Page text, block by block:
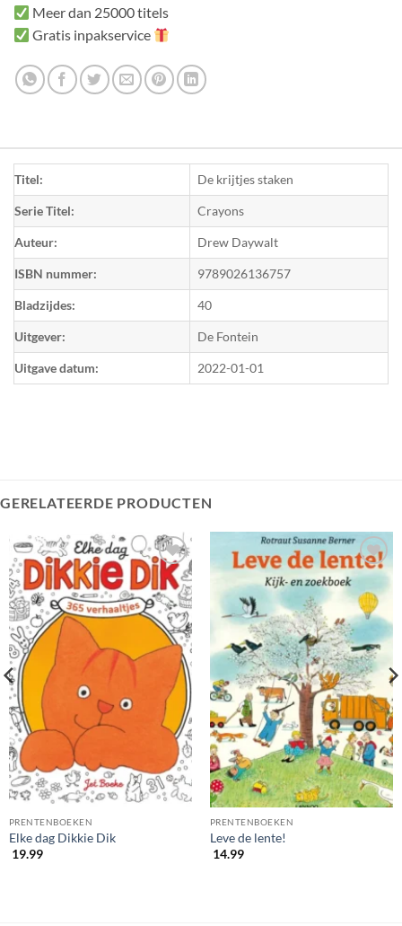
Meer dan 25000 titels
Gratis inpakservice
Titel: De krijtjes staken
Serie Titel: Crayons
Auteur: Drew Daywalt
ISBN nummer: 9789026136757
Bladzijdes: 40
Uitgever: De Fontein
Uitgave datum: 2022-01-01
GERELATEERDE PRODUCTEN
PRENTENBOEKEN
Elke dag Dikkie Dik
19.99
PRENTENBOEKEN
Leve de lente!
14.99